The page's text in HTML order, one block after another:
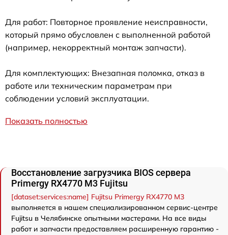
Для работ: Повторное проявление неисправности,
который прямо обусловлен с выполненной работой
(например, некорректный монтаж запчасти).
Для комплектующих: Внезапная поломка, отказ в
работе или техническим параметрам при
соблюдении условий эксплуатации.
Показать полностью
Восстановление загрузчика BIOS сервера
Primergy RX4770 M3 Fujitsu
[dataset:services:name] Fujitsu Primergy RX4770 M3
выполняется в нашем специализированном сервис-центре
Fujitsu в Челябинске опытными мастерами. На все виды
работ и запчасти предоставляем расширенную гарантию -